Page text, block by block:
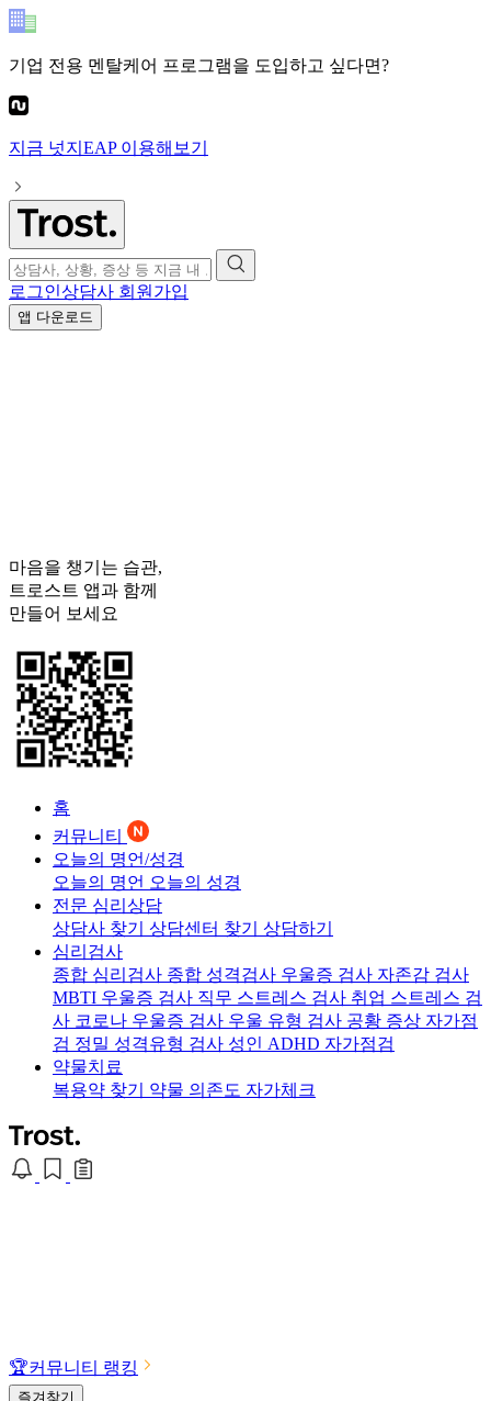
기업 전용 멘탈케어 프로그램을 도입하고 싶다면?
지금 넛지EAP이용해보기
로그인상담사 회원가입
앱 다운로드
마음을 챙기는 습관,
트로스트 앱과 함께
만들어 보세요
홈
커뮤니티
오늘의 명언/성경
오늘의 명언 오늘의 성경
전문 심리상담
상담사 찾기 상담센터 찾기 상담하기
심리검사
종합 심리검사 종합 성격검사 우울증 검사 자존감 검사
MBTI 우울증 검사 직무 스트레스 검사 취업 스트레스 검
사 코로나 우울증 검사 우울 유형 검사 공황 증상 자가점
검 정밀 성격유형 검사 성인 ADHD 자가점검
약물치료
복용약 찾기 약물 의존도 자가체크
🏆커뮤니티 랭킹
즐겨찾기